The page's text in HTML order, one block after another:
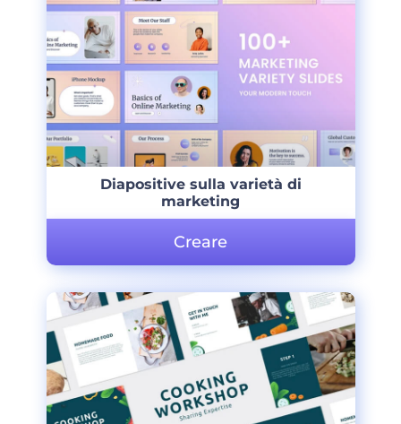
Diapositive sulla varietà di
marketing
Creare